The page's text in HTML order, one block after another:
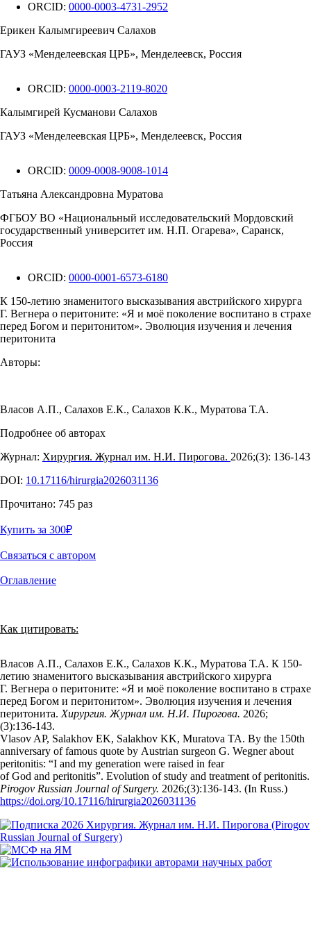
ORCID: 0000-0003-4731-2952
Ерикен Калымгиреевич Салахов
ГАУЗ «Менделеевская ЦРБ», Менделеевск, Россия
ORCID: 0000-0003-2119-8020
Калымгирей Кусманови Салахов
ГАУЗ «Менделеевская ЦРБ», Менделеевск, Россия
ORCID: 0009-0008-9008-1014
Татьяна Александровна Муратова
ФГБОУ ВО «Национальный исследовательский Мордовский
государственный университет им. Н.П. Огарева», Саранск,
Россия
ORCID: 0000-0001-6573-6180
К 150-летию знаменитого высказывания австрийского хирурга
Г. Вегнера о перитоните: «Я и моё поколение воспитано в страхе
перед Богом и перитонитом». Эволюция изучения и лечения
перитонита
Авторы:
Власов А.П., Салахов Е.К., Салахов К.К., Муратова Т.А.
Подробнее об авторах
Журнал: Хирургия. Журнал им. Н.И. Пирогова. 2026;(3): 136‑143
DOI: 10.17116/hirurgia2026031136
Прочитано: 745 раз
Купить за 300₽
Связаться с автором
Оглавление
Как цитировать:
Власов А.П., Салахов Е.К., Салахов К.К., Муратова Т.А. К 150-
летию знаменитого высказывания австрийского хирурга
Г. Вегнера о перитоните: «Я и моё поколение воспитано в страхе
перед Богом и перитонитом». Эволюция изучения и лечения
перитонита. Хирургия. Журнал им. Н.И. Пирогова. 2026;
(3):136‑143.
Vlasov AP, Salakhov EK, Salakhov KK, Muratova TA. By the 150th
anniversary of famous quote by Austrian surgeon G. Wegner about
peritonitis: “I and my generation were raised in fear
of God and peritonitis”. Evolution of study and treatment of peritonitis.
Pirogov Russian Journal of Surgery. 2026;(3):136‑143. (In Russ.)
https://doi.org/10.17116/hirurgia2026031136